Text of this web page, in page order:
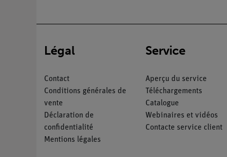
Légal
Contact
Conditions générales de
vente
Déclaration de
confidentialité
Mentions légales
Service
Aperçu du service
Téléchargements
Catalogue
Webinaires et vidéos
Contacte service client